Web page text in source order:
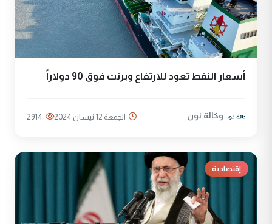
أسعار النفط تعود للارتفاع وبرنت فوق 90 دولاراً
وكالة نون الجمعة 12 نيسان 2024 2914
إقتصادية